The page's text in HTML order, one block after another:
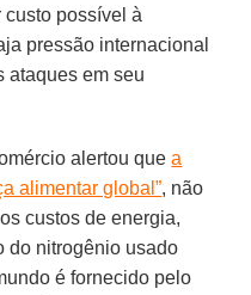
possível à
pressão internacional
ataques em seu
alertou quea
alimentar global”, não
custos de energia,
do nitrogênio usado
é fornecido pelo